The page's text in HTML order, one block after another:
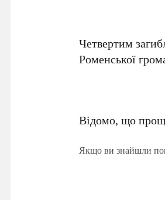
Четвертим
Роменської
Відомо, що
Якщо ви знайшли